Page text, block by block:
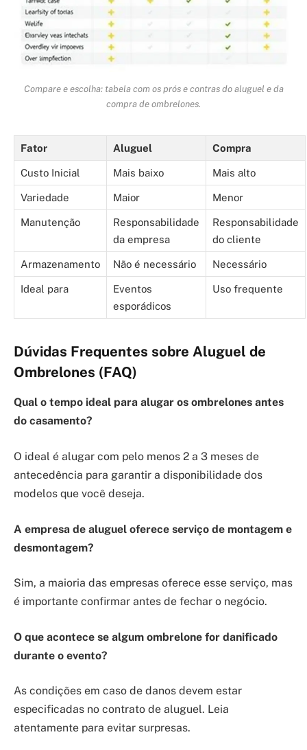
Compare e escolha: tabela com os prós e contras do aluguel e da
compra de ombrelones.
Fator Aluguel Compra
Custo Inicial Mais baixo Mais alto
Variedade Maior Menor
Manutenção
Responsabilidade
da empresa
Responsabilidade
do cliente
Armazenamento Não é necessário Necessário
Ideal para
Eventos
esporádicos
Uso frequente
Dúvidas Frequentes sobre Aluguel de
Ombrelones (FAQ)
Qual o tempo ideal para alugar os ombrelones antes
do casamento?
O ideal é alugar com pelo menos 2 a 3 meses de
antecedência para garantir a disponibilidade dos
modelos que você deseja.
A empresa de aluguel oferece serviço de montagem e
desmontagem?
Sim, a maioria das empresas oferece esse serviço, mas
é importante confirmar antes de fechar o negócio.
O que acontece se algum ombrelone for danificado
durante o evento?
As condições em caso de danos devem estar
especificadas no contrato de aluguel. Leia
atentamente para evitar surpresas.